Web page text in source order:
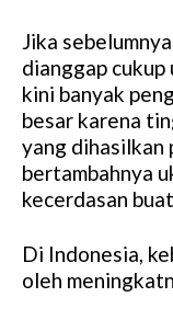
Jika
dianggap
kini banyak
besar karena
yang dihasilkan
bertambahnya
kecerdasan
Di Indonesia,
oleh